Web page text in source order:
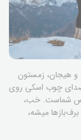
و هیجان، زمستون
صدای چوب اسکی روی
شماست. خب،
میشه،